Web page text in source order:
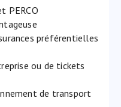
PERCO
préférentielles
ou de tickets
de transport